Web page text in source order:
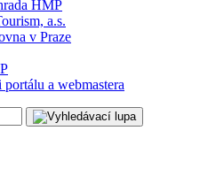
HMP
a.s.
v Praze
a webmastera